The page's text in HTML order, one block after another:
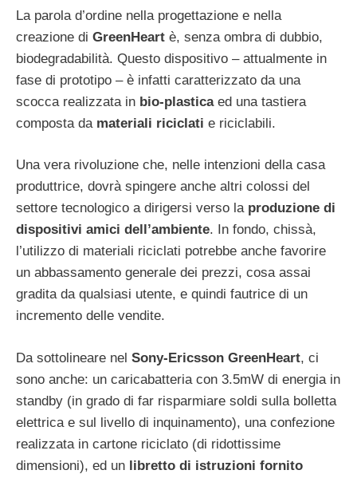
La parola d’ordine nella progettazione e nella
creazione di GreenHeart è, senza ombra di dubbio,
biodegradabilità. Questo dispositivo – attualmente in
fase di prototipo – è infatti caratterizzato da una
scocca realizzata in bio-plasticaed una tastiera
composta da materiali riciclati e riciclabili.
Una vera rivoluzione che, nelle intenzioni della casa
produttrice, dovrà spingere anche altri colossi del
settore tecnologico a dirigersi verso la produzione di
dispositivi amici dell’ambiente. In fondo, chissà,
l’utilizzo di materiali riciclati potrebbe anche favorire
un abbassamento generale dei prezzi, cosa assai
gradita da qualsiasi utente, e quindi fautrice di un
incremento delle vendite.
Da sottolineare nel Sony-Ericsson GreenHeart, ci
sono anche: un caricabatteria con 3.5mW di energia in
standby (in grado di far risparmiare soldi sulla bolletta
elettrica e sul livello di inquinamento), una confezione
realizzata in cartone riciclato (di ridottissime
dimensioni), ed un libretto di istruzioni fornito